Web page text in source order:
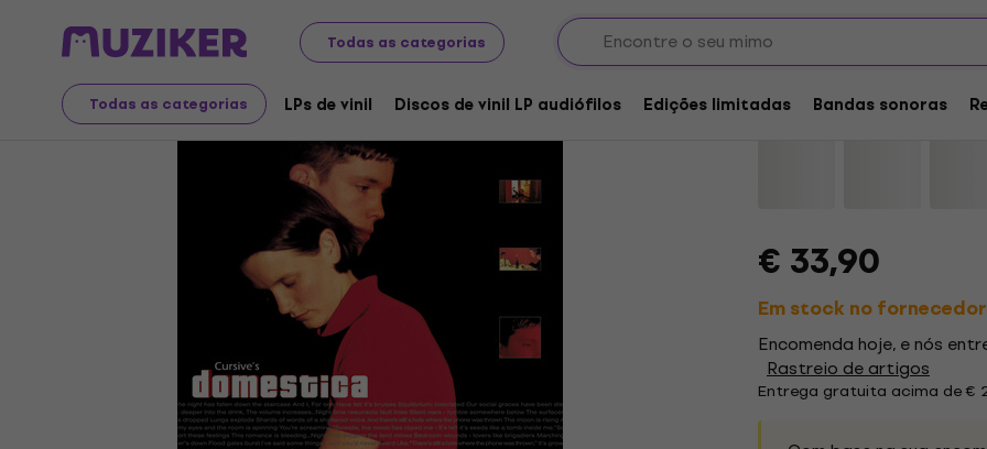
Todas as categorias
Todas as categorias LPs de vinil Discos de vinil LP audiófilos Edições limitadas Bandas sonoras
Discos LP e CDs LPs de vinil
Cursive - Domestica
Marca: CursiveCódigo do
€ 33,90
Em stock no fornecedor
Encomenda hoje, e nós
Rastreio de artigos
Entrega gratuita acima de €